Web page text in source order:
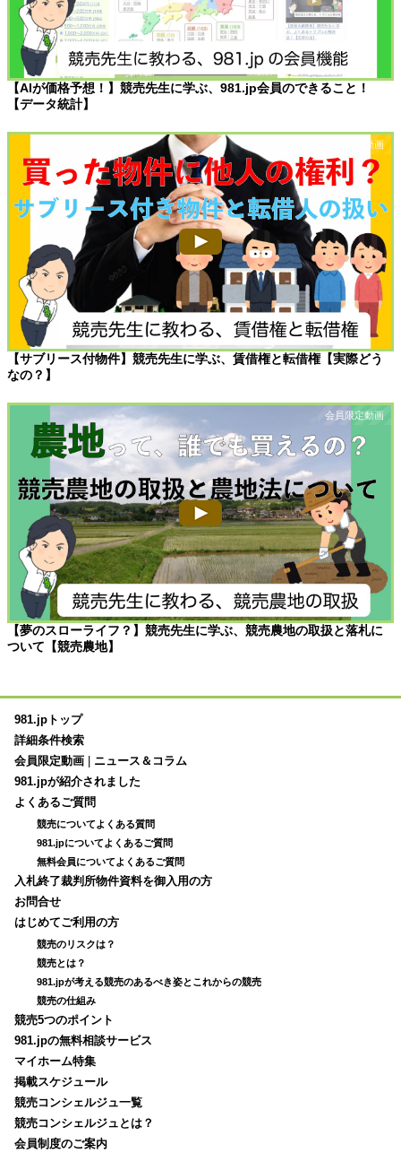
【AIが価格予想！】競売先生に学ぶ、981.jp会員のできること！
【データ統計】
【サブリース付物件】競売先生に学ぶ、賃借権と転借権【実際どう
なの？】
【夢のスローライフ？】競売先生に学ぶ、競売農地の取扱と落札に
ついて【競売農地】
981.jpトップ
詳細条件検索
会員限定動画
ニュース＆コラム
981.jpが紹介されました
よくあるご質問
競売についてよくある質問
981.jpについてよくあるご質問
無料会員についてよくあるご質問
入札終了裁判所物件資料を御入用の方
お問合せ
はじめてご利用の方
競売のリスクは？
競売とは？
981.jpが考える競売のあるべき姿とこれからの競売
競売の仕組み
競売5つのポイント
981.jpの無料相談サービス
マイホーム特集
掲載スケジュール
競売コンシェルジュ一覧
競売コンシェルジュとは？
会員制度のご案内